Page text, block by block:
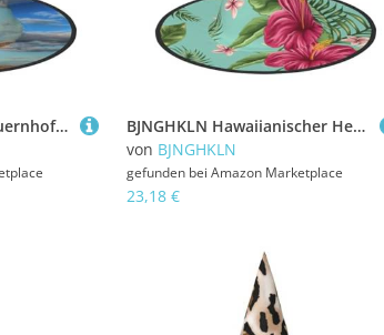
BJNGHKLN Fantasy Bauernhof Traktor Druck Halloween Hexenhut für Frauen Party Hut für Halloween Festlichkeiten Cosplay Kostüm Ensemble
BJNGHKLN Hawaiianischer Hexenhut mit tropischen Blättern und Blumen, für Damen, Partyhut für Halloween, Feste, Cosplay, Kostüm, Ensemble
von BJNGHKLN
gefunden bei Amazon Marketplace
23,18 €